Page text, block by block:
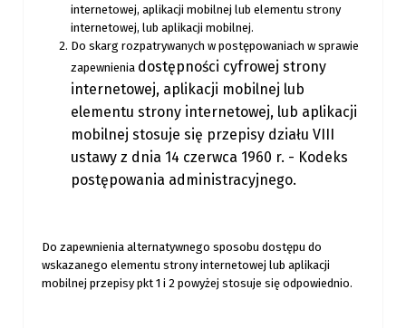
internetowej, aplikacji mobilnej lub elementu strony
internetowej, lub aplikacji mobilnej.
Do skarg rozpatrywanych w postępowaniach w sprawie
zapewnienia dostępności cyfrowej strony
internetowej, aplikacji mobilnej lub
elementu strony internetowej, lub aplikacji
mobilnej stosuje się przepisy działu VIII
ustawy z dnia 14 czerwca 1960 r. - Kodeks
postępowania administracyjnego.
Do zapewnienia alternatywnego sposobu dostępu do
wskazanego elementu strony internetowej lub aplikacji
mobilnej przepisy pkt 1 i 2 powyżej stosuje się odpowiednio.